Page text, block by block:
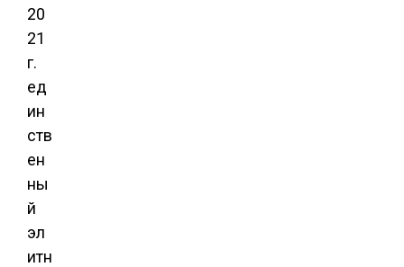
20
21
г.
ед
ин
ств
ен
ны
й
эл
итн